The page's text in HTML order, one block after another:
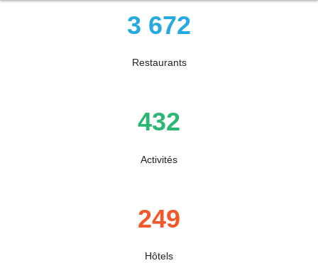
3 672
Restaurants
432
Activités
249
Hôtels